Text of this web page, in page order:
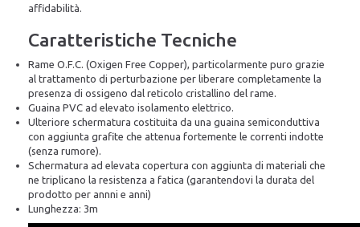
affidabilità.
Caratteristiche Tecniche
Rame O.F.C. (Oxigen Free Copper), particolarmente puro grazie
al trattamento di perturbazione per liberare completamente la
presenza di ossigeno dal reticolo cristallino del rame.
Guaina PVC ad elevato isolamento elettrico.
Ulteriore schermatura costituita da una guaina semiconduttiva
con aggiunta grafite che attenua fortemente le correnti indotte
(senza rumore).
Schermatura ad elevata copertura con aggiunta di materiali che
ne triplicano la resistenza a fatica (garantendovi la durata del
prodotto per annni e anni)
Lunghezza: 3m